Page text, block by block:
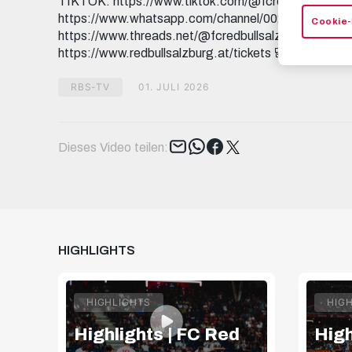
https://www.whatsapp.com/channel/
https://www.threads.net/@fcredbullsalzburg 🎟️
https://www.redbullsalzburg.at/tickets 🎒
RBS-TV 01. JULI 2026
Dieses Video teilen: Tweet
HIGHLIGHTS
HIGHLIGHTS
Highlights | FC Red